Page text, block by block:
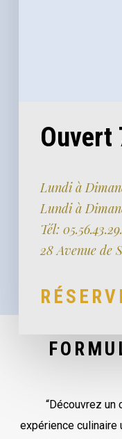
Ouvert
Lundi à
Lundi à
Tél:
28 Avenue de
“Découvrez un
expérience culinaire